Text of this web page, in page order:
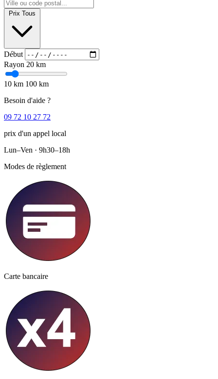
Prix Tous
Début
Rayon 20 km
10 km 100 km
Besoin d'aide ?
09 72 10 27 72
prix d'un appel local
Lun–Ven · 9h30–18h
Modes de règlement
Carte bancaire